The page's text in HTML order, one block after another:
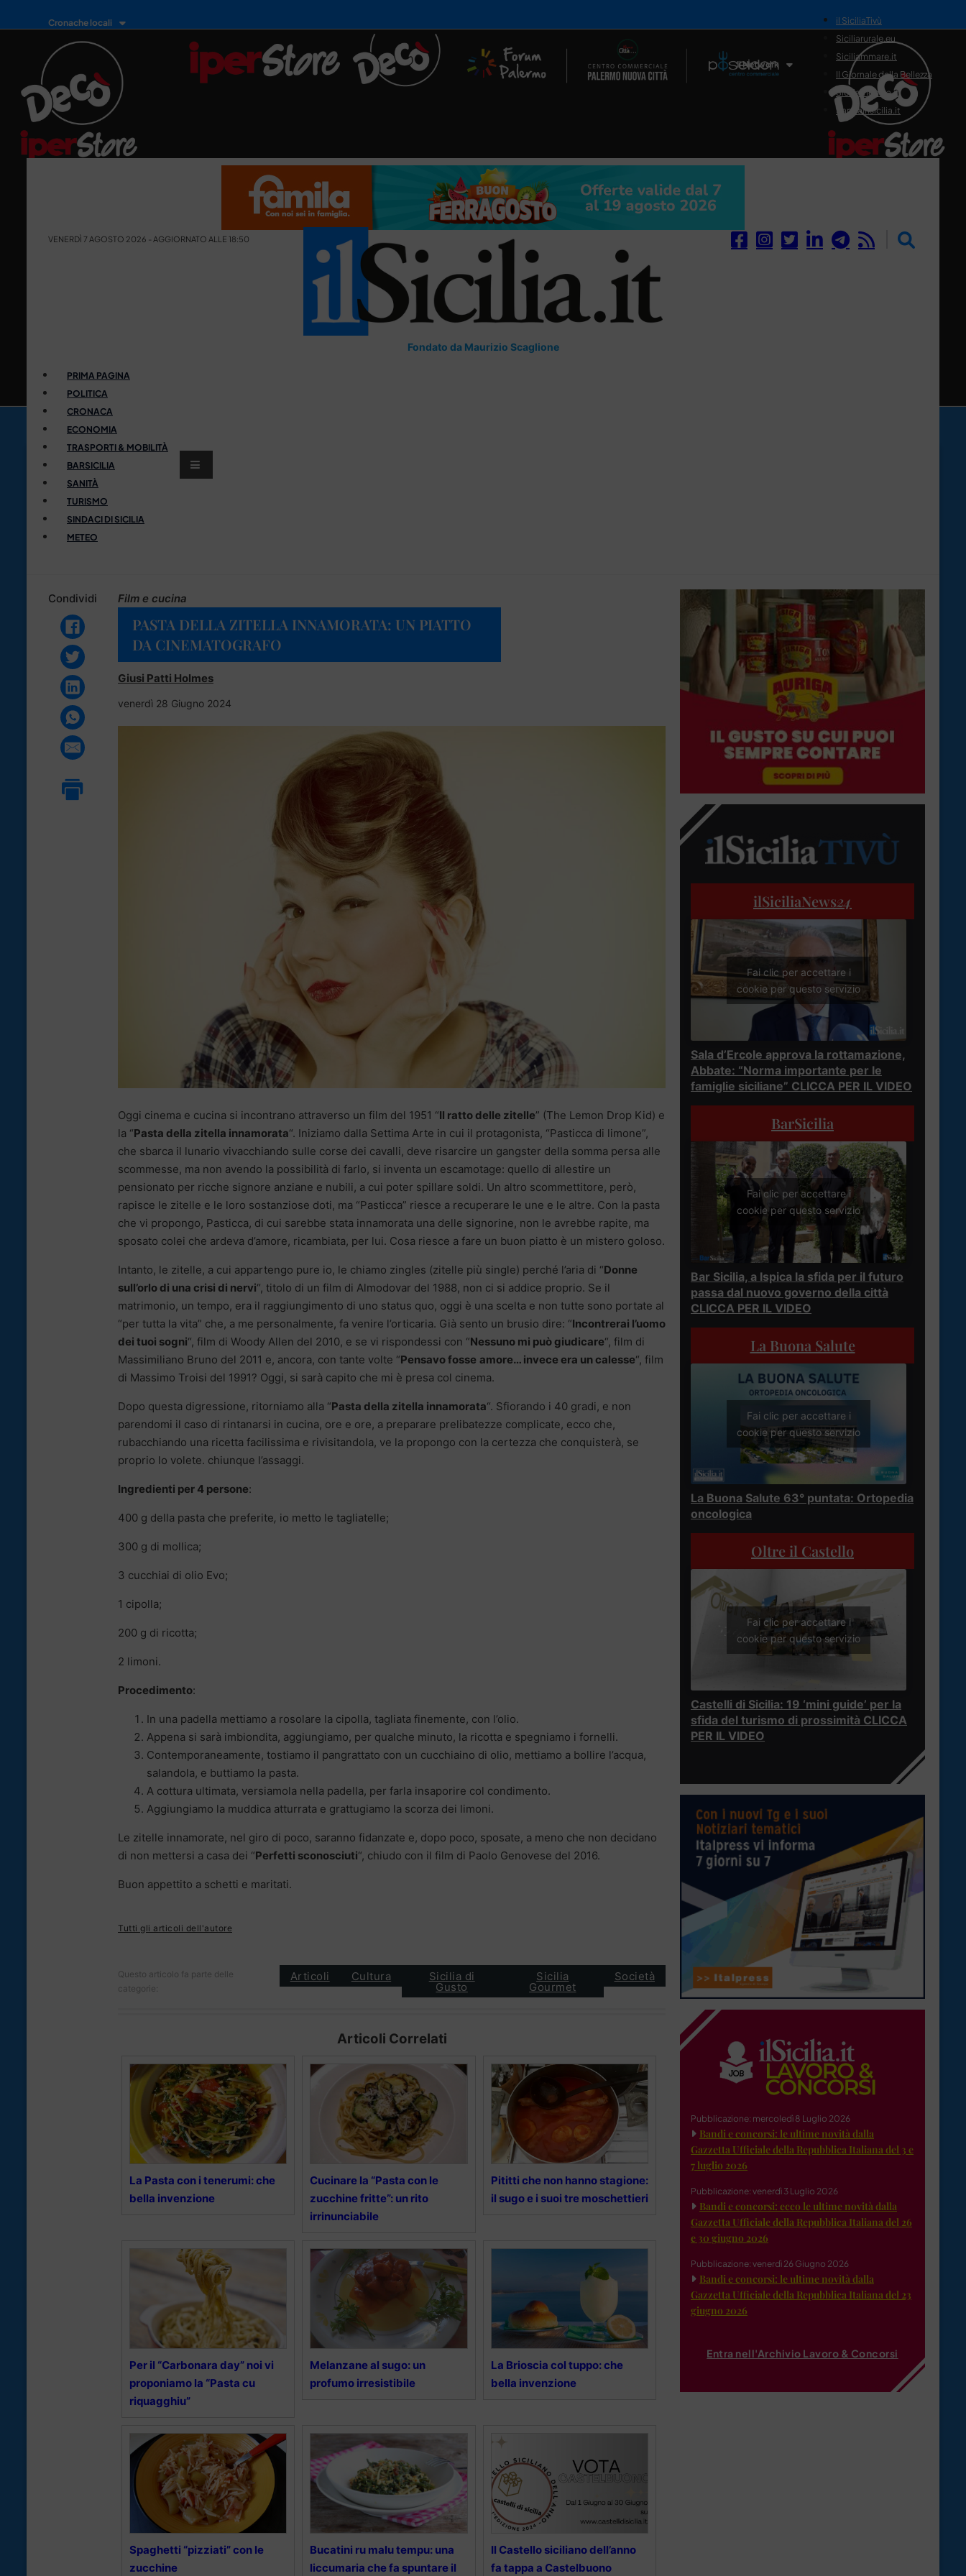
Cronache locali
Il Network
il SiciliaTivù
Siciliarurale.eu
Siciliammare.it
Il Giornale della Bellezza
Siciliamedica.it
Sanitainsicilia.it
VENERDÌ 7 AGOSTO 2026 - AGGIORNATO ALLE 18:50
Fondato da Maurizio Scaglione
PRIMA PAGINA
POLITICA
CRONACA
ECONOMIA
TRASPORTI & MOBILITÀ
BARSICILIA
SANITÀ
TURISMO
SINDACI DI SICILIA
METEO
Condividi Film e cucina
PASTA DELLA ZITELLA INNAMORATA: UN PIATTO
DA CINEMATOGRAFO
Giusi Patti Holmes
venerdì 28 Giugno 2024
Oggi cinema e cucina si incontrano attraverso un film del 1951 “Il ratto delle zitelle” (The Lemon Drop Kid) e
la “Pasta della zitella innamorata“. Iniziamo dalla Settima Arte in cui il protagonista, “Pasticca di limone”,
che sbarca il lunario vivacchiando sulle corse dei cavalli, deve risarcire un gangster della somma persa alle
scommesse, ma non avendo la possibilità di farlo, si inventa un escamotage: quello di allestire un
pensionato per ricche signore anziane e nubili, a cui poter spillare soldi. Un altro scommettitore, però,
rapisce le zitelle e le loro sostanziose doti, ma “Pasticca” riesce a recuperare le une e le altre. Con la pasta
che vi propongo, Pasticca, di cui sarebbe stata innamorata una delle signorine, non le avrebbe rapite, ma
sposato colei che ardeva d’amore, ricambiata, per lui. Cosa riesce a fare un buon piatto è un mistero goloso.
Intanto, le zitelle, a cui appartengo pure io, le chiamo zingles (zitelle più single) perché l’aria di “Donne
sull’orlo di una crisi di nervi“, titolo di un film di Almodovar del 1988, non ci si addice proprio. Se il
matrimonio, un tempo, era il raggiungimento di uno status quo, oggi è una scelta e non tutte sono portate al
“per tutta la vita” che, a me personalmente, fa venire l’orticaria. Già sento un brusio dire: “Incontrerai l’uomo
dei tuoi sogni“, film di Woody Allen del 2010, e se vi rispondessi con “Nessuno mi può giudicare“, film di
Massimiliano Bruno del 2011 e, ancora, con tante volte “Pensavo fosse amore… invece era un calesse“, film
di Massimo Troisi del 1991? Oggi, si sarà capito che mi è presa col cinema.
Dopo questa digressione, ritorniamo alla “Pasta della zitella innamorata“. Sfiorando i 40 gradi, e non
parendomi il caso di rintanarsi in cucina, ore e ore, a preparare prelibatezze complicate, ecco che,
rubacchiando una ricetta facilissima e rivisitandola, ve la propongo con la certezza che conquisterà, se
proprio lo volete. chiunque l’assaggi.
Ingredienti per 4 persone:
400 g della pasta che preferite, io metto le tagliatelle;
300 g di mollica;
3 cucchiai di olio Evo;
1 cipolla;
200 g di ricotta;
2 limoni.
Procedimento:
In una padella mettiamo a rosolare la cipolla, tagliata finemente, con l’olio.
Appena si sarà imbiondita, aggiungiamo, per qualche minuto, la ricotta e spegniamo i fornelli.
Contemporaneamente, tostiamo il pangrattato con un cucchiaino di olio, mettiamo a bollire l’acqua,
salandola, e buttiamo la pasta.
A cottura ultimata, versiamola nella padella, per farla insaporire col condimento.
Aggiungiamo la muddica atturrata e grattugiamo la scorza dei limoni.
Le zitelle innamorate, nel giro di poco, saranno fidanzate e, dopo poco, sposate, a meno che non decidano
di non mettersi a casa dei “Perfetti sconosciuti“, chiudo con il film di Paolo Genovese del 2016.
Buon appettito a schetti e maritati.
Tutti gli articoli dell'autore
Questo articolo fa parte delle
categorie:
Articoli Cultura Sicilia di
Gusto
Sicilia
Gourmet
Società
Articoli Correlati
La Pasta con i tenerumi: che
bella invenzione
Cucinare la “Pasta con le
zucchine fritte”: un rito
irrinunciabile
Pititti che non hanno stagione:
il sugo e i suoi tre moschettieri
Per il “Carbonara day” noi vi
proponiamo la “Pasta cu
riquagghiu”
Melanzane al sugo: un
profumo irresistibile
La Brioscia col tuppo: che
bella invenzione
Spaghetti “pizziati” con le
zucchine
Bucatini ru malu tempu: una
liccumaria che fa spuntare il
Il Castello siciliano dell’anno
fa tappa a Castelbuono
ilSiciliaNews24
Fai clic per accettare i
cookie per questo servizio
Sala d’Ercole approva la rottamazione,
Abbate: “Norma importante per le
famiglie siciliane” CLICCA PER IL VIDEO
BarSicilia
Fai clic per accettare i
cookie per questo servizio
Bar Sicilia, a Ispica la sfida per il futuro
passa dal nuovo governo della città
CLICCA PER IL VIDEO
La Buona Salute
Fai clic per accettare i
cookie per questo servizio
La Buona Salute 63° puntata: Ortopedia
oncologica
Oltre il Castello
Fai clic per accettare i
cookie per questo servizio
Castelli di Sicilia: 19 ‘mini guide’ per la
sfida del turismo di prossimità CLICCA
PER IL VIDEO
Pubblicazione: mercoledì 8 Luglio 2026
Bandi e concorsi: le ultime novità dalla
Gazzetta Ufficiale della Repubblica Italiana del 3 e
7 luglio 2026
Pubblicazione: venerdì 3 Luglio 2026
Bandi e concorsi: ecco le ultime novità dalla
Gazzetta Ufficiale della Repubblica Italiana del 26
e 30 giugno 2026
Pubblicazione: venerdì 26 Giugno 2026
Bandi e concorsi: le ultime novità dalla
Gazzetta Ufficiale della Repubblica Italiana del 23
giugno 2026
Entra nell'Archivio Lavoro & Concorsi